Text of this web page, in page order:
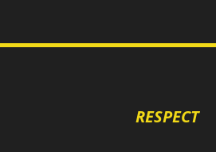
RESPECT